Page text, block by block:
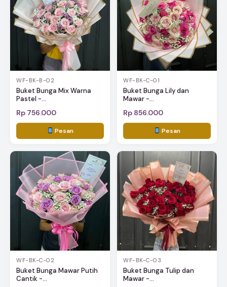
WF-BK-B-02
Buket Bunga Mix Warna
Pastel -...
Rp 756.000
Pesan
WF-BK-C-01
Buket Bunga Lily dan
Mawar -...
Rp 856.000
Pesan
WF-BK-C-02
Buket Bunga Mawar Putih
Cantik -...
WF-BK-C-03
Buket Bunga Tulip dan
Mawar -...